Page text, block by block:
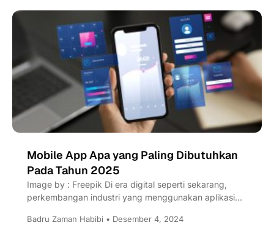
Mobile App Apa yang Paling Dibutuhkan
Pada Tahun 2025
Image by : Freepik Di era digital seperti sekarang,
perkembangan industri yang menggunakan aplikasi
Badru Zaman Habibi • Desember 4, 2024